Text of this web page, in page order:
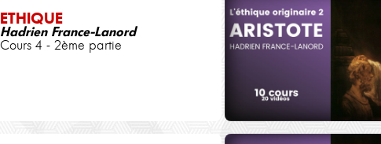
ETHIQUE
Hadrien France-Lanord
Cours 4 - 2ème partie